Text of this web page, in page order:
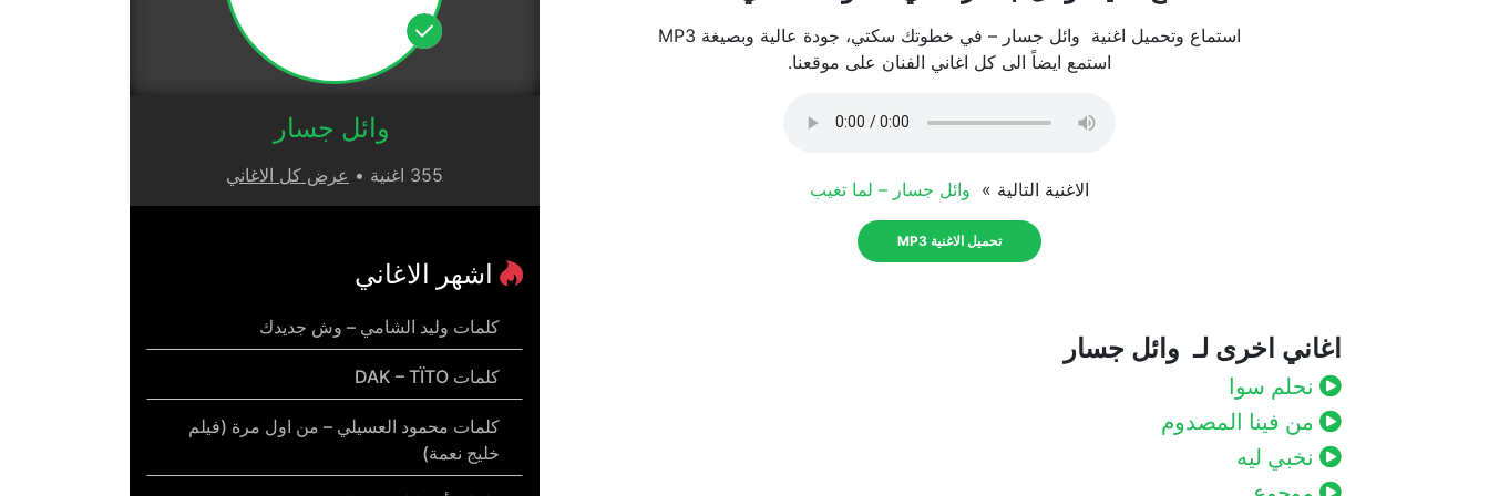
استماع وتحميل اغنية وائل جسار – في خطوتك سكتي، جودة عالية وبصيغة MP3
استمع ايضاً الى كل اغاني الفنان على موقعنا.
الاغنية التالية » وائل جسار – لما تغيب
تحميل الاغنية MP3
اغاني اخرى لـ وائل جسار
نحلم سوا
من فينا المصدوم
نخبي ليه
وائل جسار
355 اغنية • عرض كل الاغاني
اشهر الاغاني
كلمات وليد الشامي – وش جديدك
كلمات DAK – TÏTO
كلمات محمود العسيلي – من اول مرة (فيلم
خليج نعمة)